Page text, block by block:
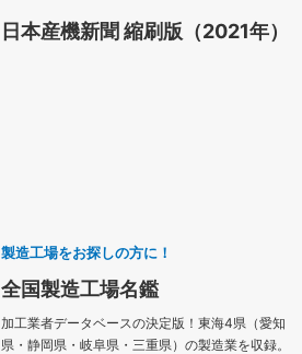
日本産機新聞 縮刷版（2021年）
製造工場をお探しの方に！
全国製造工場名鑑
加工業者データベースの決定版！東海4県（愛知
県・静岡県・岐阜県・三重県）の製造業を収録。